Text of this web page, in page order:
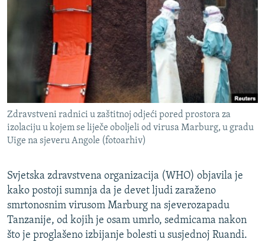
ISPRIČAJ MI
DNEVNO@RSE
SPECIJALI RSE
VIŠE OD NASLOVA
GENOCID U SREBRENICI
POPLAVE I KLIZIŠTA U BIH 2024.
TV LIBERTY
MOJA EVROPA
TRI DECENIJE OD RATA U BIH
SVE KARTE DEJTONA
PRATITE NAS
Sve RFE/RL stranice
Zdravstveni radnici u zaštitnoj odjeći pored prostora za
izolaciju u kojem se liječe oboljeli od virusa Marburg, u gradu
Uige na sjeveru Angole (fotoarhiv)
Svjetska zdravstvena organizacija (WHO) objavila je
kako postoji sumnja da je devet ljudi zaraženo
smrtonosnim virusom Marburg na sjeverozapadu
Tanzanije, od kojih je osam umrlo, sedmicama nakon
što je proglašeno izbijanje bolesti u susjednoj Ruandi.